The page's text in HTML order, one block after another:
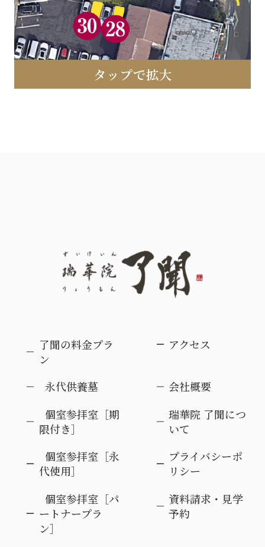
タップで拡大
了聞の料金プラ
ン
永代供養墓
個室参拝室［期
限付き］
個室参拝室［永
代使用］
個室参拝室［パ
ートナープラ
ン］
アクセス
会社概要
瑞華院 了聞につ
いて
プライバシーポ
リシー
資料請求・見学
予約